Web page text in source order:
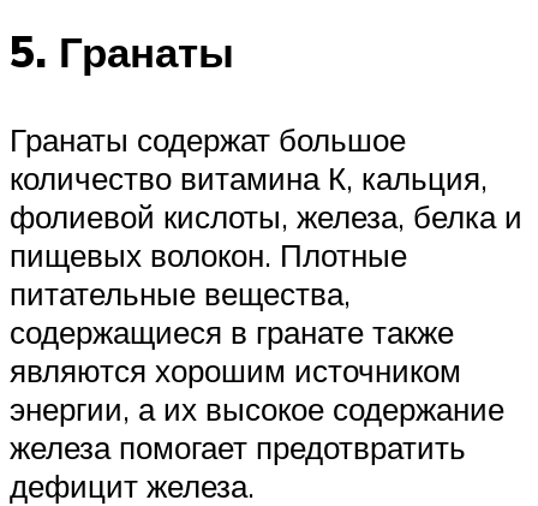
5. Гранаты
Гранаты содержат большое
количество витамина К, кальция,
фолиевой кислоты, железа, белка и
пищевых волокон. Плотные
питательные вещества,
содержащиеся в гранате также
являются хорошим источником
энергии, а их высокое содержание
железа помогает предотвратить
дефицит железа.